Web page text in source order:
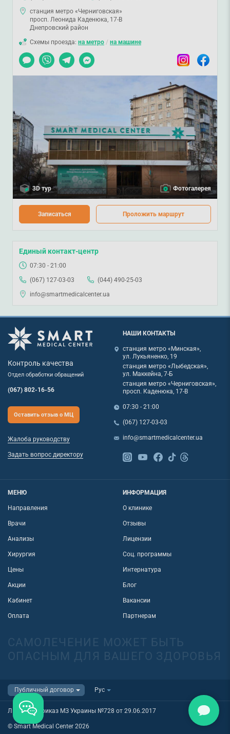
станция метро «Черниговская»
просп. Леонида Каденюка, 17-В
Днепровский район
Схемы проезда: на метро / на машине
Чат
Viber TelegramMessenger InstagramFacebook
3D тур Фотогалерея
Записаться Проложить маршрут
Единый контакт-центр
07:30 - 21:00
(067) 127-03-03
(044) 490-25-03
info@smartmedicalcenter.ua
Контроль качества
Отдел обработки обращений
(067) 802-16-56
Оставить отзыв о МЦ
Жалоба руководству
Задать вопрос директору
НАШИ КОНТАКТЫ
станция метро «Минская»,
ул. Лукьяненко, 19
станция метро «Лыбедская»,
ул. Маккейна, 7-Б
станция метро «Черниговская»,
просп. Каденюка, 17-В
07:30 - 21:00
(067) 127-03-03
info@smartmedicalcenter.ua
МЕНЮ
Направления
Врачи
Анализы
Хирургия
Цены
Акции
Кабинет
Оплата
ИНФОРМАЦИЯ
О клинике
Отзывы
Лицензии
Соц. программы
Интернатура
Блог
Вакансии
Партнерам
САМОЛЕЧЕНИЕ МОЖЕТ БЫТЬ
ОПАСНЫМ ДЛЯ ВАШЕГО ЗДОРОВЬЯ
Лицензия приказ МЗ Украины №728 от 29.06.2017
© Smart Medical Center 2026